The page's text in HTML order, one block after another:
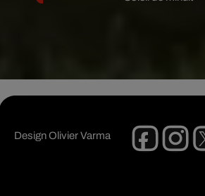
DesignOlivier Varma